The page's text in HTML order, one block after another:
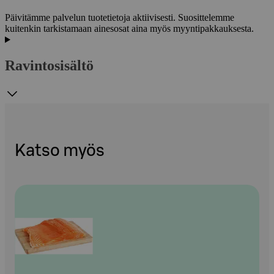
Päivitämme palvelun tuotetietoja aktiivisesti. Suosittelemme
kuitenkin tarkistamaan ainesosat aina myös myyntipakkauksesta.
Ravintosisältö
Katso myös